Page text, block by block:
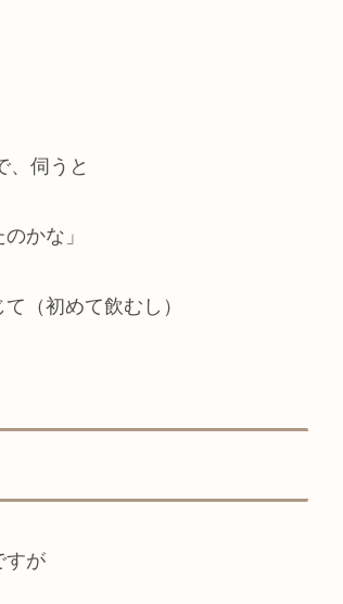
、伺うと
かな」
（初めて飲むし）
すが